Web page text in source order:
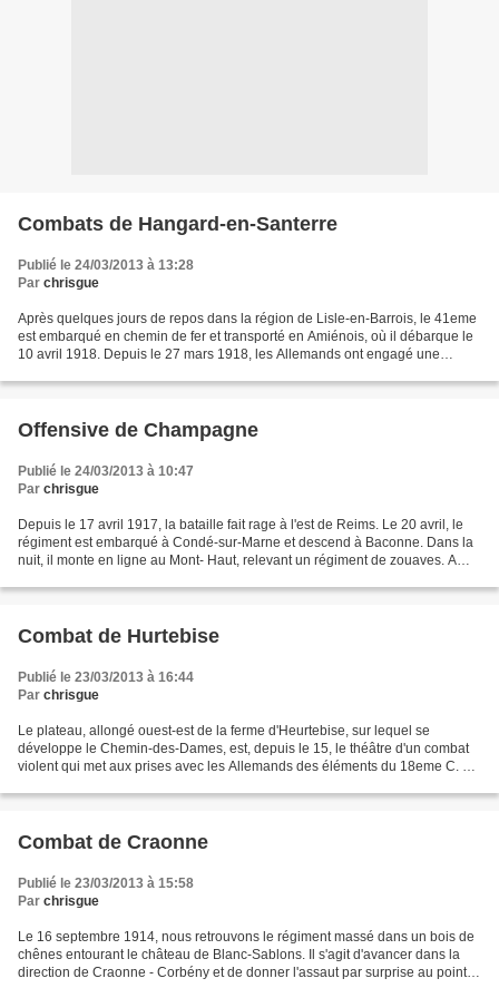
Combats de Hangard-en-Santerre
Publié le 24/03/2013 à 13:28
Par chrisgue
Après quelques jours de repos dans la région de Lisle-en-Barrois, le 41eme
est embarqué en chemin de fer et transporté en Amiénois, où il débarque le
10 avril 1918. Depuis le 27 mars 1918, les Allemands ont engagé une
Offensive de Champagne
Publié le 24/03/2013 à 10:47
Par chrisgue
Depuis le 17 avril 1917, la bataille fait rage à l'est de Reims. Le 20 avril, le
régiment est embarqué à Condé-sur-Marne et descend à Baconne. Dans la
nuit, il monte en ligne au Mont- Haut, relevant un régiment de zouaves. A
Combat de Hurtebise
Publié le 23/03/2013 à 16:44
Par chrisgue
Le plateau, allongé ouest-est de la ferme d'Heurtebise, sur lequel se
développe le Chemin-des-Dames, est, depuis le 15, le théâtre d'un combat
violent qui met aux prises avec les Allemands des éléments du 18eme C. A.,
Combat de Craonne
Publié le 23/03/2013 à 15:58
Par chrisgue
Le 16 septembre 1914, nous retrouvons le régiment massé dans un bois de
chênes entourant le château de Blanc-Sablons. Il s'agit d'avancer dans la
direction de Craonne - Corbény et de donner l'assaut par surprise au point